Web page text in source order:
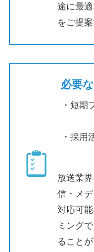
途に最
をご提案
必要
・短期
・採用
放送業
信・メ
対応可
ミング
ることが